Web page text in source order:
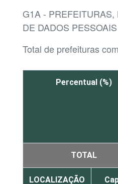
G1A - PREFEITURAS,
DE DADOS
Total de prefeituras
Percentual (%)
TOTAL
LOCALIZAÇÃO